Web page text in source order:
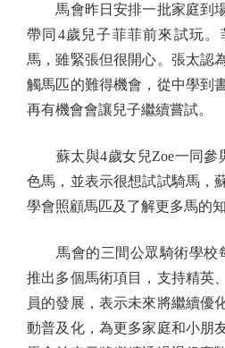
馬會昨日安排一批家庭到場
帶同4歲兒子菲菲前來試玩
馬，雖緊張但很開心。張太認
觸馬匹的難得機會，從中學到
再有機會會讓兒子繼續嘗試。
蘇太與4歲女兒Zoe一同參
色馬，並表示很想試試騎馬，
學會照顧馬匹及了解更多馬的知
馬會的三間公眾騎術學校
推出多個馬術項目，支持精英
員的發展，表示未來將繼續優
動普及化，為更多家庭和小朋